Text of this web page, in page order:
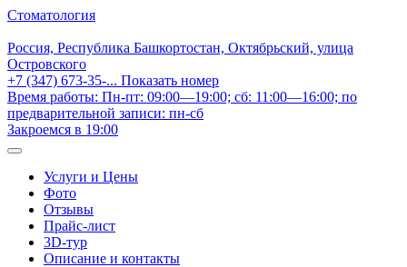
Стоматология
Россия, Республика Башкортостан, Октябрьский, улица
Островского
+7 (347) 673-35-... Показать номер
Время работы: Пн-пт: 09:00—19:00; сб: 11:00—16:00; по
предварительной записи: пн-сб
Закроемся в 19:00
Услуги и Цены
Фото
Отзывы
Прайс-лист
3D-тур
Описание и контакты